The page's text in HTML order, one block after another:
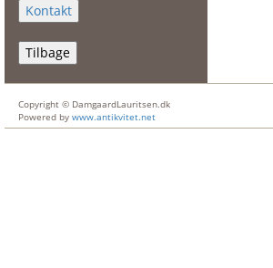
Tilbage
Copyright © DamgaardLauritsen.dk
Powered by www.antikvitet.net